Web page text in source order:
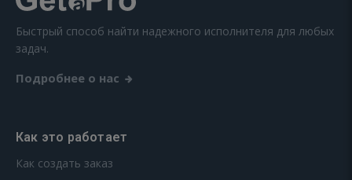
Быстрый способ найти надежного исполнителя для любых
задач.
Подробнее о нас
Как это работает
Как создать заказ